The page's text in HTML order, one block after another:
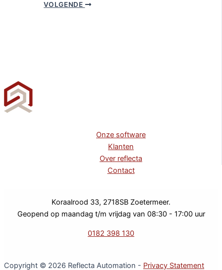
VOLGENDE
Onze software
Klanten
Over reflecta
Contact
Koraalrood 33, 2718SB Zoetermeer.
Geopend op maandag t/m vrijdag van 08:30 - 17:00 uur
0182 398 130
Copyright © 2026 Reflecta Automation - Privacy Statement